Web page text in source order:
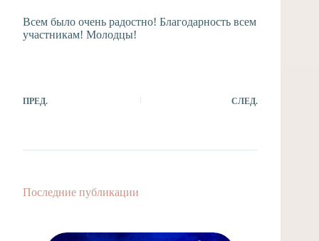
Всем было очень радостно! Благодарность всем
участникам! Молодцы!
ПРЕД. СЛЕД.
Последние публикации